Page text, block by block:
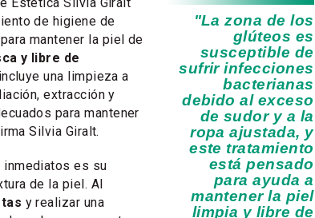
"La zona de los
glúteos es
susceptible de
sufrir infecciones
bacterianas
debido al exceso
de sudor y a la
ropa ajustada, y
este tratamiento
está pensado
para ayuda a
mantener la piel
limpia y libre de
de higiene de
mantener la piel de
y libre de
una limpieza a
extracción y
para mantener
Silvia Giralt.
es su
de la piel. Al
y realizar una